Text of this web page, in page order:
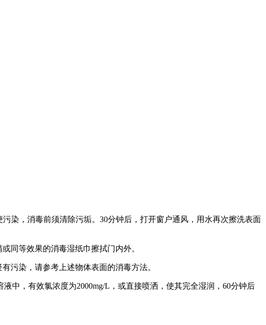
染，消毒前须清除污垢。30分钟后，打开窗户通风，用水再次擦洗表面
同等效果的消毒湿纸巾擦拭门内外。
污染，请参考上述物体表面的消毒方法。
中，有效氯浓度为2000mg/L，或直接喷洒，使其完全湿润，60分钟后